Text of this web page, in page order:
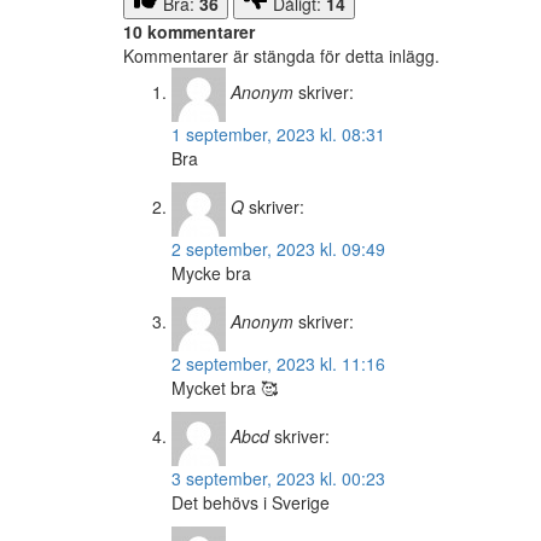
10 kommentarer
Kommentarer är stängda för detta inlägg.
Anonym skriver:
1 september, 2023 kl. 08:31
Bra
Q skriver:
2 september, 2023 kl. 09:49
Mycke bra
Anonym skriver:
2 september, 2023 kl. 11:16
Mycket bra 🥰
Abcd skriver:
3 september, 2023 kl. 00:23
Det behövs i Sverige